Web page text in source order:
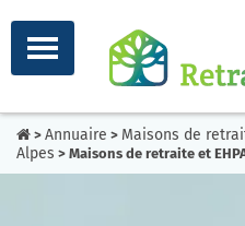
> Annuaire > Maisons de
Alpes > Maisons de retraite et